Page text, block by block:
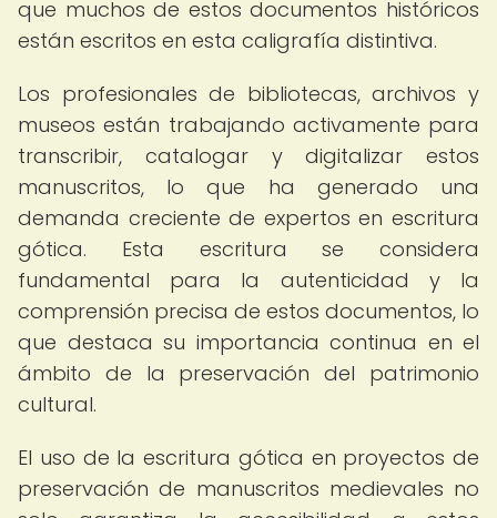
que muchos de estos documentos históricos
están escritos en esta caligrafía distintiva.
Los profesionales de bibliotecas, archivos y
museos están trabajando activamente para
transcribir, catalogar y digitalizar estos
manuscritos, lo que ha generado una
demanda creciente de expertos en escritura
gótica. Esta escritura se considera
fundamental para la autenticidad y la
comprensión precisa de estos documentos, lo
que destaca su importancia continua en el
ámbito de la preservación del patrimonio
cultural.
El uso de la escritura gótica en proyectos de
preservación de manuscritos medievales no